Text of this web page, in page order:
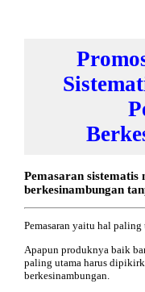
Pemasaran
berkesinambungan
Pemasaran yaitu hal paling
Apapun produknya baik
paling utama harus
berkesinambungan.